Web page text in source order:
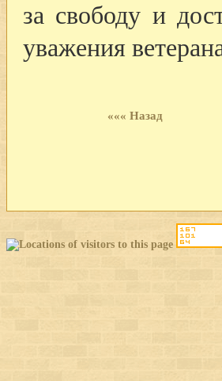
за свободу и
уважения
««« Назад